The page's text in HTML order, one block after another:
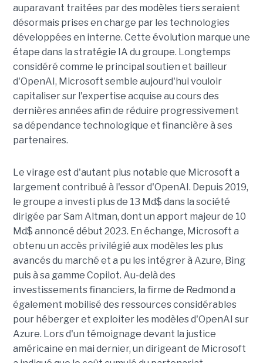
auparavant traitées par des modèles tiers seraient
désormais prises en charge par les technologies
développées en interne. Cette évolution marque une
étape dans la stratégie IA du groupe. Longtemps
considéré comme le principal soutien et bailleur
d'OpenAI, Microsoft semble aujourd'hui vouloir
capitaliser sur l'expertise acquise au cours des
dernières années afin de réduire progressivement
sa dépendance technologique et financière à ses
partenaires.
Le virage est d'autant plus notable que Microsoft a
largement contribué à l'essor d'OpenAI. Depuis 2019,
le groupe a investi plus de 13 Md$ dans la société
dirigée par Sam Altman, dont un apport majeur de 10
Md$ annoncé début 2023. En échange, Microsoft a
obtenu un accès privilégié aux modèles les plus
avancés du marché et a pu les intégrer à Azure, Bing
puis à sa gamme Copilot. Au-delà des
investissements financiers, la firme de Redmond a
également mobilisé des ressources considérables
pour héberger et exploiter les modèles d'OpenAI sur
Azure. Lors d'un témoignage devant la justice
américaine en mai dernier, un dirigeant de Microsoft